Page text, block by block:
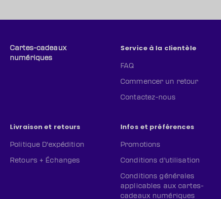
Cartes-cadeaux
numériques
Service à la clientèle
FAQ
Commencer un retour
Contactez-nous
Livraison et retours
Politique D'expédition
Retours + Échanges
Infos et préférences
Promotions
Conditions d'utilisation
Conditions générales
applicables aux cartes-
cadeaux numériques